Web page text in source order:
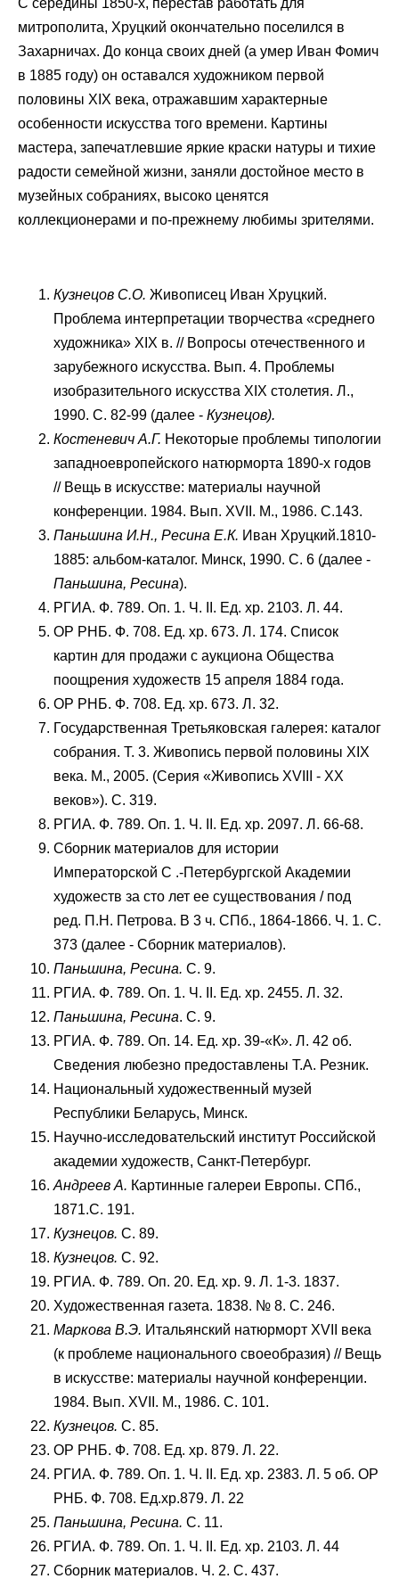
С середины 1850-х, перестав работать для
митрополита, Хруцкий окончательно поселился в
Захарничах. До конца своих дней (а умер Иван Фомич
в 1885 году) он оставался художником первой
половины XIX века, отражавшим характерные
особенности искусства того времени. Картины
мастера, запечатлевшие яркие краски натуры и тихие
радости семейной жизни, заняли достойное место в
музейных собраниях, высоко ценятся
коллекционерами и по-прежнему любимы зрителями.
Кузнецов С.О. Живописец Иван Хруцкий.
Проблема интерпретации творчества «среднего
художника» XIX в. // Вопросы отечественного и
зарубежного искусства. Вып. 4. Проблемы
изобразительного искусства XIX столетия. Л.,
1990. С. 82-99 (далее - Кузнецов).
Костеневич А.Г. Некоторые проблемы типологии
западноевропейского натюрморта 1890-х годов
// Вещь в искусстве: материалы научной
конференции. 1984. Вып. XVII. М., 1986. С.143.
Паньшина И.Н., Ресина Е.К. Иван Хруцкий.1810-
1885: альбом-каталог. Минск, 1990. С. 6 (далее -
Паньшина, Ресина).
РГИА. Ф. 789. Оп. 1. Ч. II. Ед. хр. 2103. Л. 44.
ОР РНБ. Ф. 708. Ед. хр. 673. Л. 174. Список
картин для продажи с аукциона Общества
поощрения художеств 15 апреля 1884 года.
ОР РНБ. Ф. 708. Ед. хр. 673. Л. 32.
Государственная Третьяковская галерея: каталог
собрания. Т. 3. Живопись первой половины XIX
века. М., 2005. (Серия «Живопись XVIII - XX
веков»). С. 319.
РГИА. Ф. 789. Оп. 1. Ч. II. Ед. хр. 2097. Л. 66-68.
Сборник материалов для истории
Императорской С .-Петербургской Академии
художеств за сто лет ее существования / под
ред. П.Н. Петрова. В 3 ч. СПб., 1864-1866. Ч. 1. С.
373 (далее - Сборник материалов).
Паньшина, Ресина. С. 9.
РГИА. Ф. 789. Оп. 1. Ч. II. Ед. хр. 2455. Л. 32.
Паньшина, Ресина. С. 9.
РГИА. Ф. 789. Оп. 14. Ед. хр. 39-«К». Л. 42 об.
Сведения любезно предоставлены Т.А. Резник.
Национальный художественный музей
Республики Беларусь, Минск.
Научно-исследовательский институт Российской
академии художеств, Санкт-Петербург.
Андреев А. Картинные галереи Европы. СПб.,
1871.С. 191.
Кузнецов. С. 89.
Кузнецов. С. 92.
РГИА. Ф. 789. Оп. 20. Ед. хр. 9. Л. 1-3. 1837.
Художественная газета. 1838. № 8. С. 246.
Маркова В.Э. Итальянский натюрморт XVII века
(к проблеме национального своеобразия) // Вещь
в искусстве: материалы научной конференции.
1984. Вып. XVII. М., 1986. С. 101.
Кузнецов. С. 85.
ОР РНБ. Ф. 708. Ед. хр. 879. Л. 22.
РГИА. Ф. 789. Оп. 1. Ч. II. Ед. хр. 2383. Л. 5 об. ОР
РНБ. Ф. 708. Ед.хр.879. Л. 22
Паньшина, Ресина. С. 11.
РГИА. Ф. 789. Оп. 1. Ч. II. Ед. хр. 2103. Л. 44
Сборник материалов. Ч. 2. С. 437.